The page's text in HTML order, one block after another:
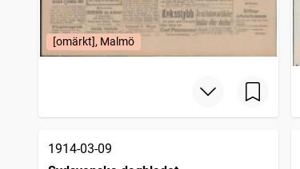
[omärkt], Malmö
1914-03-09